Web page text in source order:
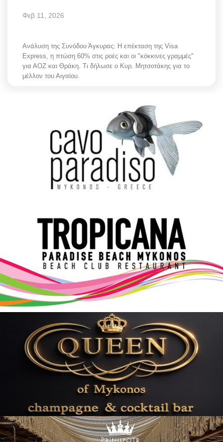
Opinion + Analysis
L’Art des Sens
All News
Elections 2023
English
Φεβ 11, 2026
Ανάλυση της Συνόδου Άγκυρας: Η επέκταση της Visa
Express, η πτώση 60% στις ροές και οι "κόκκινες γραμμές"
για ΑΟΖ και Θράκη. Τι δήλωσε ο Κυρ. Μητσοτάκης για το
μέλλον του Αιγαίου.